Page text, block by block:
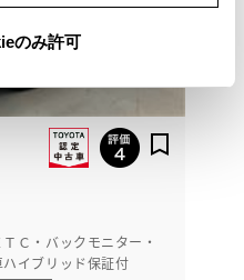
のみ許可
Ｃ・バックモニター・
イブリッド保証付